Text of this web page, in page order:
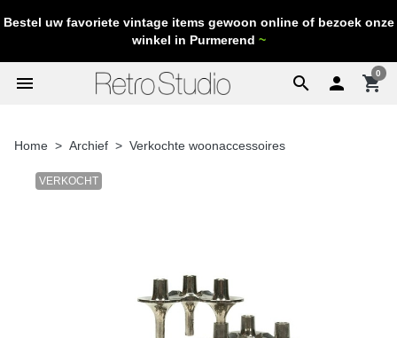
Bestel uw favoriete vintage items gewoon online of bezoek onze
winkel in Purmerend ~
search
menu  shopping_cart
0
Home Archief Verkochte woonaccessoires
VERKOCHT